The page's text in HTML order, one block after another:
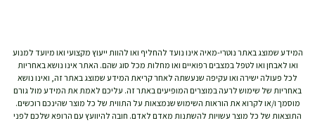
המידע שמוצג באתר נוטרי-מאיה אינו נועד להחליף ואו להוות ייעוץ מקצועי ואו מיועד למנוע
ואו לאבחן ואו לטפל במצבים רפואיים ואו מחלות מכל סוג שהם. האתר אינו נושא באחריות
לכל פעולה ישירה ואו עקיפה שנעשתה לאחר קריאת המידע שמוצג באתר זה, ואינו נושא
באחריות של שימוש לרעה במוצרים המופיעים באתר זה. עליכם לאמת את המידע מול גורם
מוסמך ו/או לקרוא את הוראות השימוש שנמצאות על התווית של כל מוצר שהינכם רוכשים.
התוצאות של כל מוצר עשויות להשתנות מאדם לאדם. חובה להיוועץ עם הרופא שלכם לפני